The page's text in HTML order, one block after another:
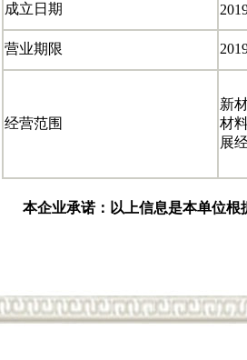
成立日期
营业期限
经营范围
新
材
展
本企业承诺：以上信息是本单位根